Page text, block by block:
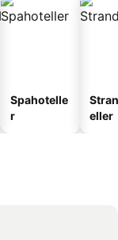
Spahotelle
r
eller